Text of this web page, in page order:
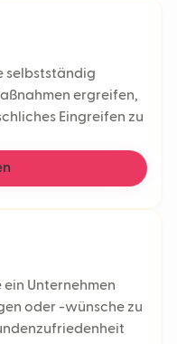
selbstständig
ergreifen,
Eingreifen zu
Unternehmen
oder -wünsche zu